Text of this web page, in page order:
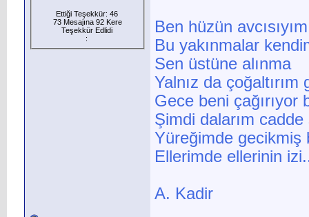
Ettiği Teşekkür: 46
73 Mesajına 92 Kere
Teşekkür Edlidi
:
Ben hüzün
Bu yakınmalar
Sen üstüne alınma
Yalnız da çoğaltırım
Gece beni çağırıyor
Şimdi dalarım
Yüreğimde gecikmiş
Ellerimde ellerinin
A. Kadir